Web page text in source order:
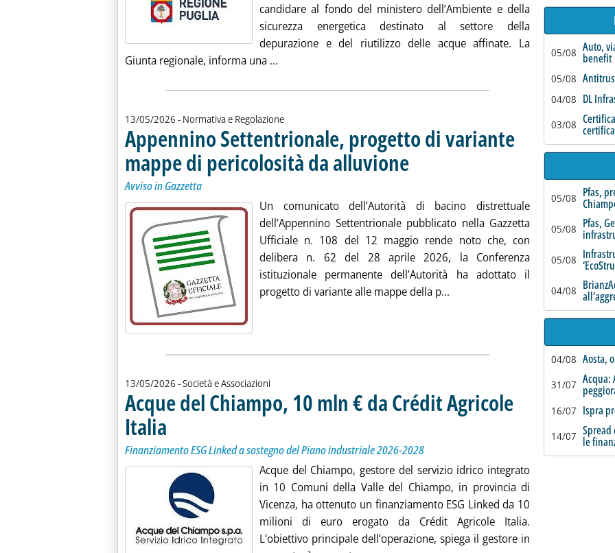
candidare al fondo del ministero dell’Ambiente e della
sicurezza energetica destinato al settore della
depurazione e del riutilizzo delle acque affinate. La
Giunta regionale, informa una ... Leggi tutta la notizia: 'Riuso, Puglia: 4 progetti da 11 mln € per il
13/05/2026 - Normativa e Regolazione
Appennino Settentrionale, progetto di variante
mappe di pericolosità da alluvione . Pubblicata mercoledì 13 maggio 2026 alle 10.43.
Avviso in Gazzetta
Un comunicato dell’Autorità di bacino distrettuale
dell’Appennino Settentrionale pubblicato nella Gazzetta
Ufficiale n. 108 del 12 maggio rende noto che, con
delibera n. 62 del 28 aprile 2026, la Conferenza
istituzionale permanente dell’Autorità ha adottato il
progetto di variante alle mappe della p... Leggi tutta la notizia:
13/05/2026 - Società e Associazioni
Acque del Chiampo, 10 mln € da Crédit Agricole
Italia . Sottotitolo: Finanziamento ESG Linked a sostegno del Piano industriale 2026-2028
. Pubblicata mercoledì 13 maggio 2026 alle 10.26.
Finanziamento ESG Linked a sostegno del Piano industriale 2026-2028
Acque del Chiampo, gestore del servizio idrico integrato
in 10 Comuni della Valle del Chiampo, in provincia di
Vicenza, ha ottenuto un finanziamento ESG Linked da 10
milioni di euro erogato da Crédit Agricole Italia.
L’obiettivo principale dell’operazione, spiega il gestore in
05/08 Auto,
benefit
05/08
04/08 DL
03/08
05/08 Pfas,
05/08 Pfas,
05/08
04/08
04/08 Aosta,
31/07 Acqua:
16/07 Ispra
14/07 Spread
le